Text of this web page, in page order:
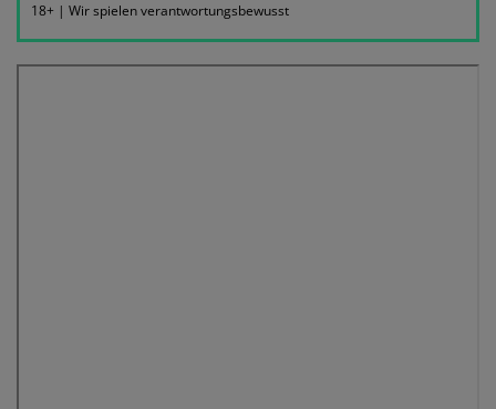
18+ | Wir spielen verantwortungsbewusst